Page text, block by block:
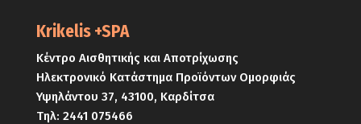
Krikelis +SPA
Κέντρο Αισθητικής και Αποτρίχωσης
Ηλεκτρονικό Κατάστημα Προϊόντων Ομορφιάς
Υψηλάντου 37, 43100, Καρδίτσα
Τηλ: 2441 075466